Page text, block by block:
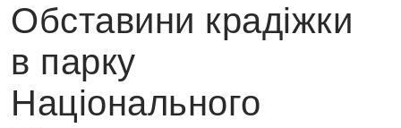
Обставини крадіжки
в парку
Національного